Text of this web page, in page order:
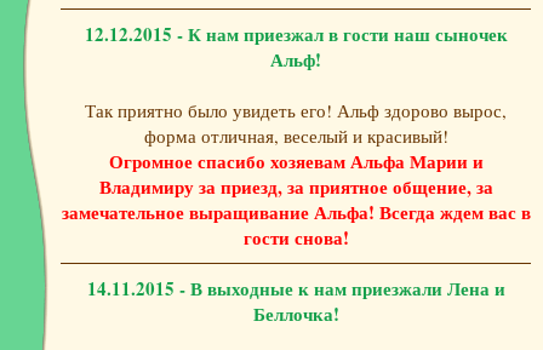
12.12.2015 - К нам приезжал в гости наш сыночек
Альф!
Так приятно было увидеть его! Альф здорово вырос,
форма отличная, веселый и красивый!
Огромное спасибо хозяевам Альфа Марии и
Владимиру за приезд, за приятное общение, за
замечательное выращивание Альфа! Всегда ждем вас в
гости снова!
14.11.2015 - В выходные к нам приезжали Лена и
Беллочка!